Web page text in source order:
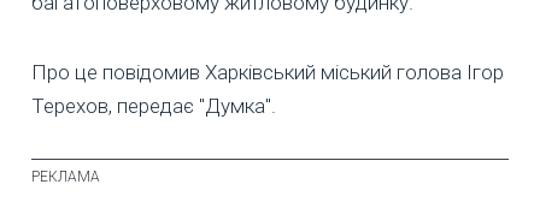
Про це повідомив Харківський міський голова Ігор
Терехов, передає "Думка".